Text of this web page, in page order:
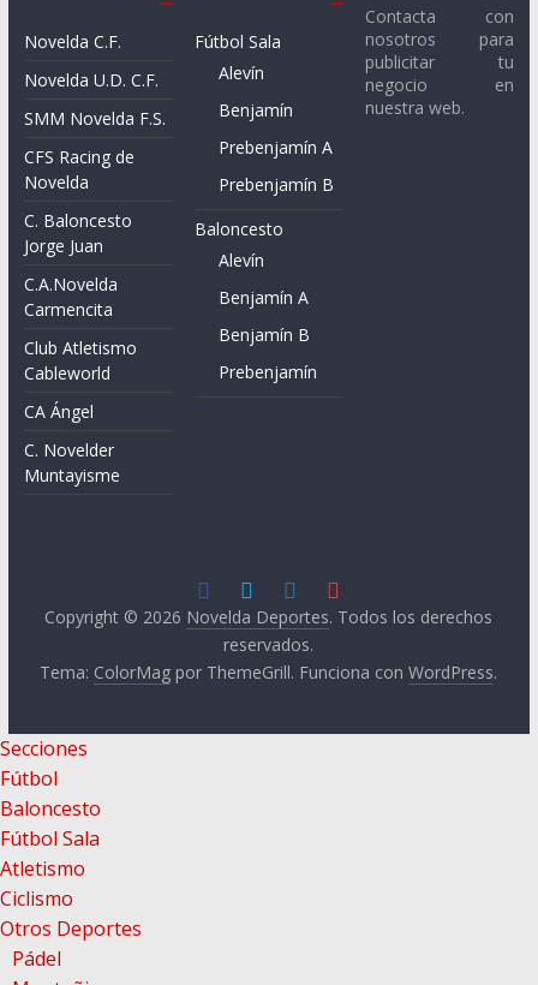
Novelda C.F.
Novelda U.D. C.F.
SMM Novelda F.S.
CFS Racing de
Novelda
C. Baloncesto
Jorge Juan
C.A.Novelda
Carmencita
Club Atletismo
Cableworld
CA Ángel
C. Novelder
Muntayisme
Fútbol Sala
Alevín
Benjamín
Prebenjamín A
Prebenjamín B
Baloncesto
Alevín
Benjamín A
Benjamín B
Prebenjamín
Contacta con
nosotros para
publicitar tu
negocio en
nuestra web.
Copyright © 2026 Novelda Deportes. Todos los derechos
reservados.
Tema: ColorMag por ThemeGrill. Funciona conWordPress.
Secciones
Fútbol
Baloncesto
Fútbol Sala
Atletismo
Ciclismo
Otros Deportes
Pádel